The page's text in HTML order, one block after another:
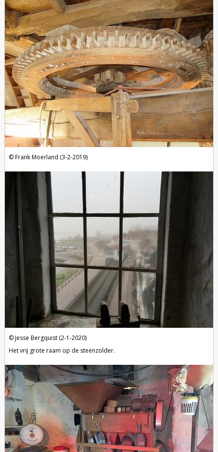
Frank Moerland (3-2-2019)
Jesse Bergquist (2-1-2020)
Het vrij grote raam op de steenzolder.